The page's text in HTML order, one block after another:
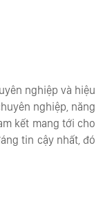
nghiệp và hiệu
nghiệp, năng
kết mang tới cho
tin cậy nhất, đó